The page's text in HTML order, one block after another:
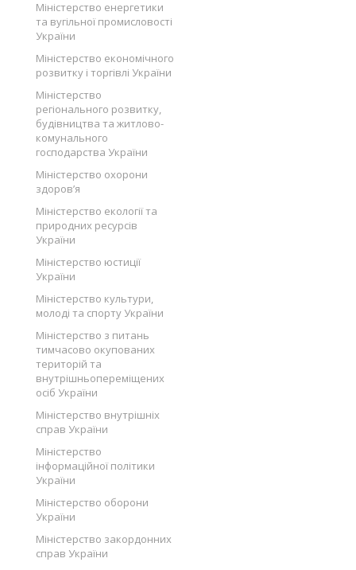
Міністерство енергетики
та вугільної промисловості
України
Міністерство економічного
розвитку і торгівлі України
Міністерство
регіонального розвитку,
будівництва та житлово-
комунального
господарства України
Міністерство охорони
здоров’я
Міністерство екології та
природних ресурсів
України
Міністерство юстиції
України
Міністерство культури,
молоді та спорту України
Міністерство з питань
тимчасово окупованих
територій та
внутрішньопереміщених
осіб України
Міністерство внутрішніх
справ України
Міністерство
інформаційної політики
України
Міністерство оборони
України
Міністерство закордонних
справ України